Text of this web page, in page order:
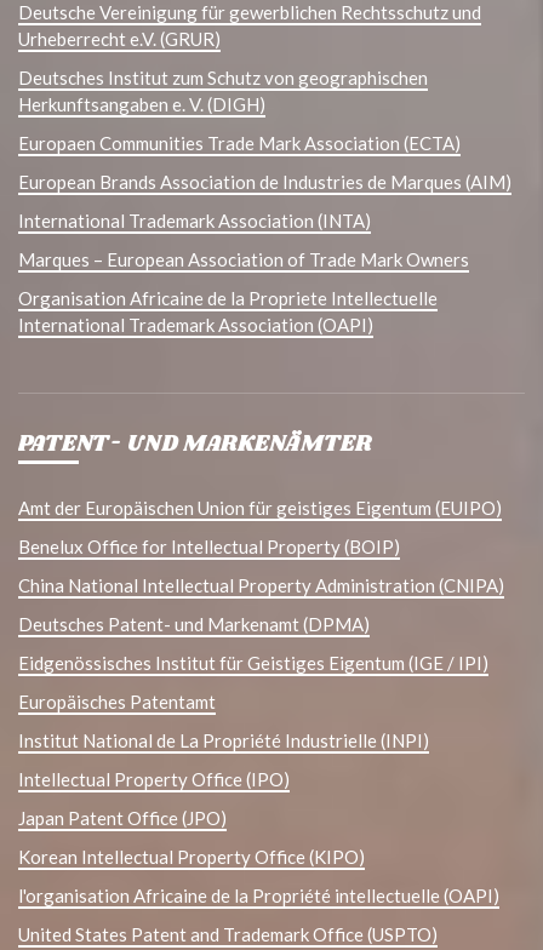
Deutsche Vereinigung für gewerblichen Rechtsschutz und
Urheberrecht e.V. (GRUR)
Deutsches Institut zum Schutz von geographischen
Herkunftsangaben e. V. (DIGH)
Europaen Communities Trade Mark Association (ECTA)
European Brands Association de Industries de Marques (AIM)
International Trademark Association (INTA)
Marques – European Association of Trade Mark Owners
Organisation Africaine de la Propriete Intellectuelle
International Trademark Association (OAPI)
PATENT- UND MARKENÄMTER
Amt der Europäischen Union für geistiges Eigentum (EUIPO)
Benelux Office for Intellectual Property (BOIP)
China National Intellectual Property Administration (CNIPA)
Deutsches Patent- und Markenamt (DPMA)
Eidgenössisches Institut für Geistiges Eigentum (IGE / IPI)
Europäisches Patentamt
Institut National de La Propriété Industrielle (INPI)
Intellectual Property Office (IPO)
Japan Patent Office (JPO)
Korean Intellectual Property Office (KIPO)
l'organisation Africaine de la Propriété intellectuelle (OAPI)
United States Patent and Trademark Office (USPTO)